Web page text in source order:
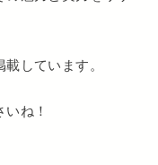
しています。
ね！